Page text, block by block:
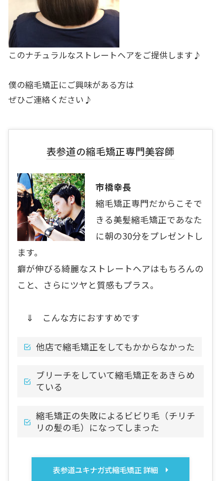
このナチュラルなストレートヘアをご提供します♪
僕の縮毛矯正にご興味がある方は
ぜひご連絡ください♪
表参道の縮毛矯正専門美容師
市橋幸長
縮毛矯正専門だからこそで
きる美髪縮毛矯正であなた
に朝の30分をプレゼントし
ます。
癖が伸びる綺麗なストレートヘアはもちろんの
こと、さらにツヤと質感もプラス。
⇓ こんな方におすすめです
他店で縮毛矯正をしてもかからなかった
ブリーチをしていて縮毛矯正をあきらめ
ている
縮毛矯正の失敗によるビビり毛（チリチ
リの髪の毛）になってしまった
表参道ユキナガ式縮毛矯正 詳細